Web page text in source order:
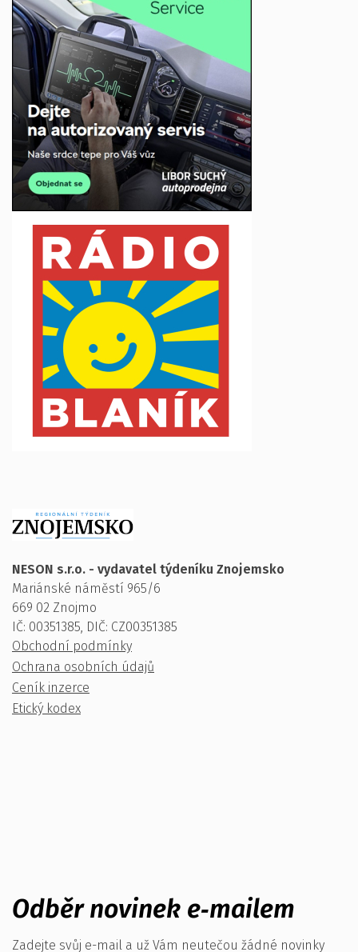
NESON s.r.o. - vydavatel týdeníku Znojemsko
Mariánské náměstí 965/6
669 02 Znojmo
IČ: 00351385, DIČ: CZ00351385
Obchodní podmínky
Ochrana osobních údajů
Ceník inzerce
Etický kodex
Odběr novinek e‑mailem
Zadejte svůj e-mail a už Vám neutečou žádné novinky